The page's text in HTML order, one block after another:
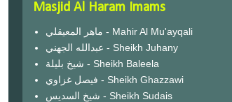
Masjid Al Haram Imams
ماهر المعيقلي - Mahir Al Mu'ayqali
عبدالله الجهني - Sheikh Juhany
شيخ بليلة - Sheikh Baleela
فيصل غزاوي - Sheikh Ghazzawi
شيخ السديس - Sheikh Sudais